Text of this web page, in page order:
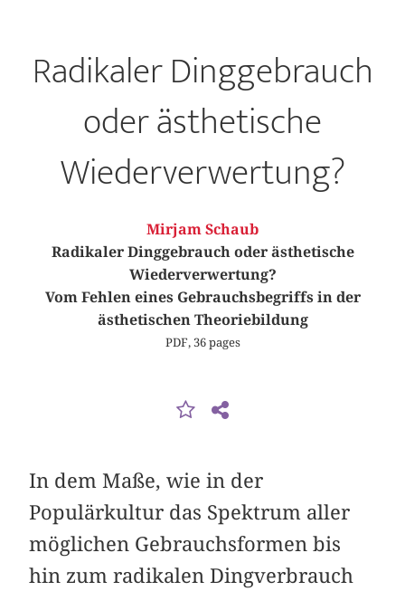
Radikaler Dinggebrauch
oder ästhetische
Wiederverwertung?
Mirjam Schaub
Radikaler Dinggebrauch oder ästhetische
Wiederverwertung?
Vom Fehlen eines Gebrauchsbegriffs in der
ästhetischen Theoriebildung
PDF, 36 pages
In dem Maße, wie in der
Populärkultur das Spektrum aller
möglichen Gebrauchsformen bis
hin zum radikalen Dingverbrauch